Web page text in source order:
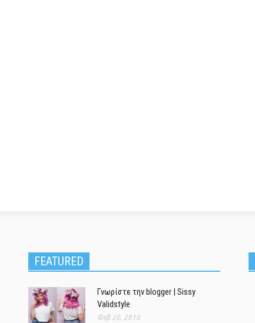
FEATURED
Γνωρίστε την blogger | Sissy
Validstyle
Φεβ 20, 2018